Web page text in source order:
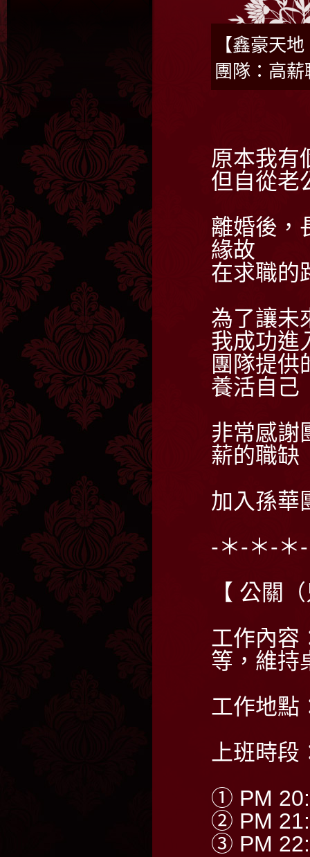
【鑫豪天
團隊：高
原本我有
但自從老
離婚後，
緣故
在求職的
為了讓未
我成功進
團隊提供
養活自己
非常感謝
薪的職缺
加入孫華
-＊-＊-＊
【 公關
工作內容
等，維持
工作地點
上班時段
① PM
② PM
③ PM